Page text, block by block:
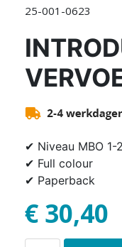
25-001-0623
✔ Niveau MBO 1-2
✔ Full colour
✔ Paperback
€ 30,40